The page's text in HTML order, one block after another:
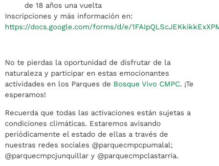
de 18 años una vuelta
Inscripciones y más información en:
https://docs.google.com/forms/d/e/
No te pierdas la oportunidad de disfrutar de la
naturaleza y participar en estas emocionantes
actividades en los Parques de Bosque Vivo CMPC. ¡Te
esperamos!
Recuerda que todas las activaciones están sujetas a
condiciones climáticas. Estaremos avisando
periódicamente el estado de ellas a través de
nuestras redes sociales @parquecmpcpumalal;
@parquecmpcjunquillar y @parquecmpclastarria.